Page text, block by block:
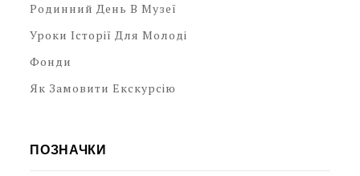
Родинний День В Музеї
Уроки Історії Для Молоді
Фонди
Як Замовити Екскурсію
ПОЗНАЧКИ